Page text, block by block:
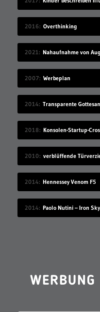
2016 Overthinking
2021
2007 Werbeplan
2014 Transparente
2018 Konsolen-Startup-
2010 verblüffende
2014 Hennessey Venom F5
2014 Paolo Nutini – Iron Sky